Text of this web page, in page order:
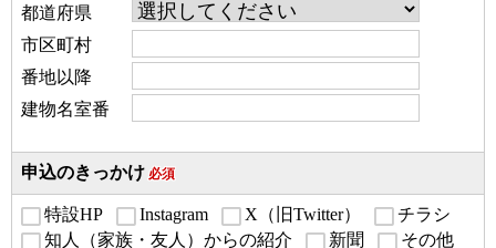
都道府県
市区町村
番地以降
建物名室番
申込のきっかけ 必須
特設HP Instagram X（旧Twitter）
チラシ
知人（家族・友人）からの紹介
新聞 その他